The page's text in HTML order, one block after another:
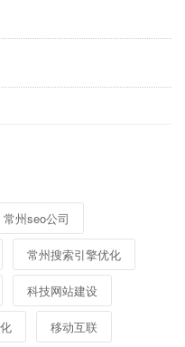
常州seo公司
常州搜索引擎优化
科技网站建设
移动互联